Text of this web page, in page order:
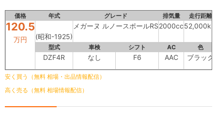
価格 年式 グレード 排気量 走行距離
120.5
万円 (昭和-1925)
メガーヌ ルノースポールRS2000cc52,000km
型式 車検 シフト AC 色
DZF4R なし F6 AAC ブラック
安く買う（無料 相場・出品情報配信）
高く売る（無料 相場情報配信）